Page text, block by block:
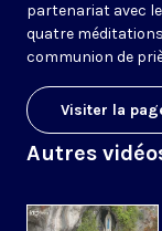
partenariat avec
quatre
communion de
Visiter la
Autres